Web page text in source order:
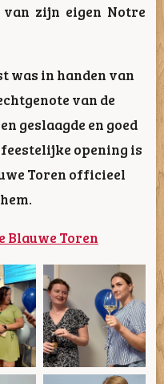
zijn eigen Notre
was in handen van
van de
geslaagde en goed
feestelijke opening is
Toren officieel
Blauwe Toren